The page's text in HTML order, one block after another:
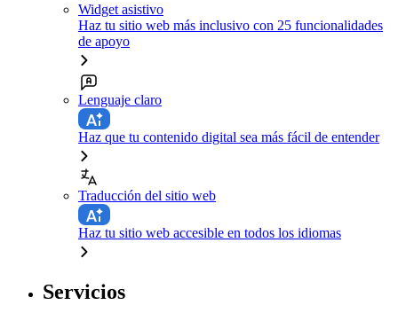
Widget asistivo
Haz tu sitio web más inclusivo con 25 funcionalidades
de apoyo
Lenguaje claro
Haz que tu contenido digital sea más fácil de entender
Traducción del sitio web
Haz tu sitio web accesible en todos los idiomas
Servicios